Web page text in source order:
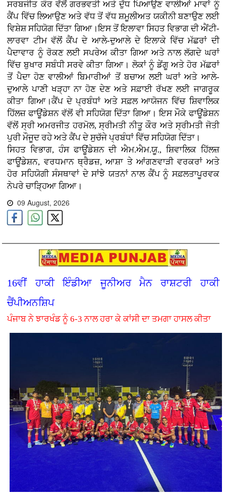
ਸਰਬਜੀਤ ਕੌਰ ਵੱਲੋਂ ਗਰਭਵਤੀ ਅਤੇ ਦੁੱਧ ਪਿਆਉਣ ਵਾਲੀਆਂ ਮਾਵਾਂ ਨੂੰ
ਕੈਂਪ ਵਿੱਚ ਲਿਆਉਣ ਅਤੇ ਵੱਧ ਤੋਂ ਵੱਧ ਸ਼ਮੂਲੀਅਤ ਯਕੀਨੀ ਬਣਾਉਣ ਲਈ
ਵਿਸ਼ੇਸ਼ ਸਹਿਯੋਗ ਦਿੱਤਾ ਗਿਆ।ਇਸ ਤੋਂ ਇਲਾਵਾ ਸਿਹਤ ਵਿਭਾਗ ਦੀ ਐਂਟੀ-
ਲਾਰਵਾ ਟੀਮ ਵੱਲੋਂ ਕੈਂਪ ਦੇ ਆਲੇ-ਦੁਆਲੇ ਦੇ ਇਲਾਕੇ ਵਿੱਚ ਮੱਛਰਾਂ ਦੀ
ਪੈਦਾਵਾਰ ਨੂੰ ਰੋਕਣ ਲਈ ਸਪਰੇਅ ਕੀਤਾ ਗਿਆ ਅਤੇ ਨਾਲ ਲੱਗਦੇ ਘਰਾਂ
ਵਿੱਚ ਬੁਖਾਰ ਸਬੰਧੀ ਸਰਵੇ ਕੀਤਾ ਗਿਆ। ਲੋਕਾਂ ਨੂੰ ਡੇਂਗੂ ਅਤੇ ਹੋਰ ਮੱਛਰਾਂ
ਤੋਂ ਪੈਦਾ ਹੋਣ ਵਾਲੀਆਂ ਬਿਮਾਰੀਆਂ ਤੋਂ ਬਚਾਅ ਲਈ ਘਰਾਂ ਅਤੇ ਆਲੇ-
ਦੁਆਲੇ ਪਾਣੀ ਖੜ੍ਹਾ ਨਾ ਹੋਣ ਦੇਣ ਅਤੇ ਸਫ਼ਾਈ ਰੱਖਣ ਲਈ ਜਾਗਰੂਕ
ਕੀਤਾ ਗਿਆ।ਕੈਂਪ ਦੇ ਪ੍ਰਬੰਧਾਂ ਅਤੇ ਸਫ਼ਲ ਆਯੋਜਨ ਵਿੱਚ ਸ਼ਿਵਾਲਿਕ
ਹਿੱਲਜ਼ ਫਾਊਂਡੇਸ਼ਨ ਵੱਲੋਂ ਵੀ ਸਹਿਯੋਗ ਦਿੱਤਾ ਗਿਆ। ਇਸ ਮੌਕੇ ਫਾਊਂਡੇਸ਼ਨ
ਵੱਲੋਂ ਸ੍ਰੀ ਅਮਰਜੀਤ ਹਰਮੋਲ, ਸ੍ਰੀਮਤੀ ਨੀਤੂ ਕੌਰ ਅਤੇ ਸ੍ਰੀਮਤੀ ਜੋਤੀ
ਪੁਰੀ ਮੌਜੂਦ ਰਹੇ ਅਤੇ ਕੈਂਪ ਦੇ ਸੁਚੱਜੇ ਪ੍ਰਬੰਧਾਂ ਵਿੱਚ ਸਹਿਯੋਗ ਦਿੱਤਾ।
ਸਿਹਤ ਵਿਭਾਗ, ਹੰਸ ਫਾਊਂਡੇਸ਼ਨ ਦੀ ਐਮ.ਐਮ.ਯੂ., ਸ਼ਿਵਾਲਿਕ ਹਿੱਲਜ਼
ਫਾਊਂਡੇਸ਼ਨ, ਵਰਧਮਾਨ ਥ੍ਰੈਡਜ਼, ਆਸ਼ਾ ਤੇ ਆਂਗਣਵਾੜੀ ਵਰਕਰਾਂ ਅਤੇ
ਹੋਰ ਸਹਿਯੋਗੀ ਸੰਸਥਾਵਾਂ ਦੇ ਸਾਂਝੇ ਯਤਨਾਂ ਨਾਲ ਕੈਂਪ ਨੂੰ ਸਫ਼ਲਤਾਪੂਰਵਕ
ਨੇਪਰੇ ਚਾੜ੍ਹਿਆ ਗਿਆ।
09 August, 2026
16ਵੀਂ ਹਾਕੀ ਇੰਡੀਆ ਜੂਨੀਅਰ ਮੈਨ ਰਾਸ਼ਟਰੀ ਹਾਕੀ
ਚੈਂਪੀਅਨਸ਼ਿਪ
ਪੰਜਾਬ ਨੇ ਝਾਰਖੰਡ ਨੂੰ 6-3 ਨਾਲ ਹਰਾ ਕੇ ਕਾਂਸੀ ਦਾ ਤਮਗਾ ਹਾਸਲ ਕੀਤਾ